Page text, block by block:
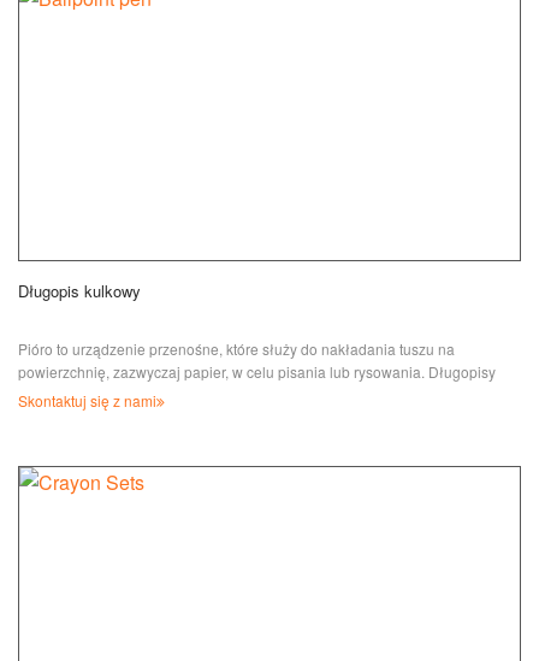
Długopis kulkowy
Pióro to urządzenie przenośne, które służy do nakładania tuszu na
powierzchnię, zazwyczaj papier, w celu pisania lub rysowania. Długopisy
kulkowe...
Skontaktuj się z nami